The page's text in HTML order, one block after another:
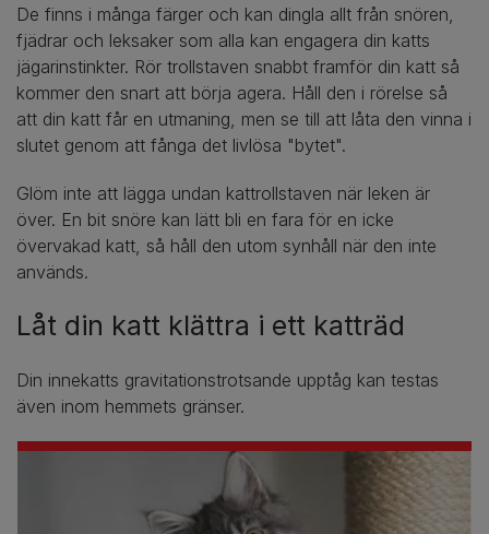
De finns i många färger och kan dingla allt från snören,
fjädrar och leksaker som alla kan engagera din katts
jägarinstinkter. Rör trollstaven snabbt framför din katt så
kommer den snart att börja agera. Håll den i rörelse så
att din katt får en utmaning, men se till att låta den vinna i
slutet genom att fånga det livlösa "bytet".
Glöm inte att lägga undan kattrollstaven när leken är
över. En bit snöre kan lätt bli en fara för en icke
övervakad katt, så håll den utom synhåll när den inte
används.
Låt din katt klättra i ett katträd
Din innekatts gravitationstrotsande upptåg kan testas
även inom hemmets gränser.